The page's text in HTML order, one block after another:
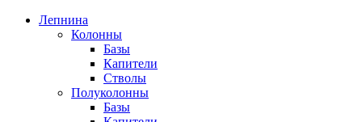
Лепнина
Колонны
Базы
Капители
Стволы
Полуколонны
Базы